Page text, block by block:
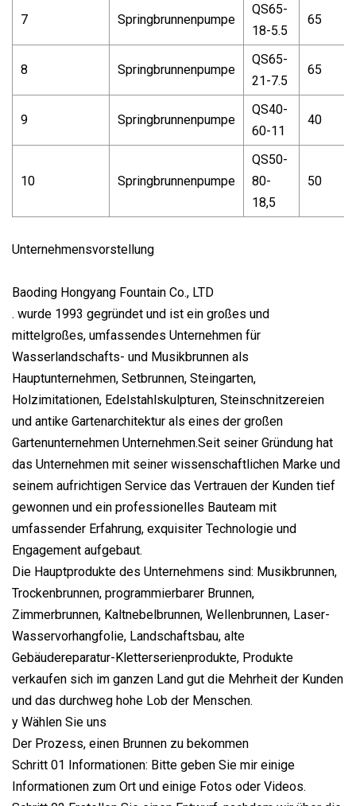
7 Springbrunnenpumpe
QS65-
18-5.5
65
8 Springbrunnenpumpe
QS65-
21-7.5
65
9 Springbrunnenpumpe
QS40-
60-11
40
10 Springbrunnenpumpe
QS50-
80-
18,5
50
Unternehmensvorstellung
Baoding Hongyang Fountain Co., LTD
. wurde 1993 gegründet und ist ein großes und
mittelgroßes, umfassendes Unternehmen für
Wasserlandschafts- und Musikbrunnen als
Hauptunternehmen, Setbrunnen, Steingarten,
Holzimitationen, Edelstahlskulpturen, Steinschnitzereien
und antike Gartenarchitektur als eines der großen
Gartenunternehmen Unternehmen.Seit seiner Gründung hat
das Unternehmen mit seiner wissenschaftlichen Marke und
seinem aufrichtigen Service das Vertrauen der Kunden tief
gewonnen und ein professionelles Bauteam mit
umfassender Erfahrung, exquisiter Technologie und
Engagement aufgebaut.
Die Hauptprodukte des Unternehmens sind: Musikbrunnen,
Trockenbrunnen, programmierbarer Brunnen,
Zimmerbrunnen, Kaltnebelbrunnen, Wellenbrunnen, Laser-
Wasservorhangfolie, Landschaftsbau, alte
Gebäudereparatur-Kletterserienprodukte, Produkte
verkaufen sich im ganzen Land gut die Mehrheit der Kunden
und das durchweg hohe Lob der Menschen.
y Wählen Sie uns
Der Prozess, einen Brunnen zu bekommen
Schritt 01 Informationen: Bitte geben Sie mir einige
Informationen zum Ort und einige Fotos oder Videos.